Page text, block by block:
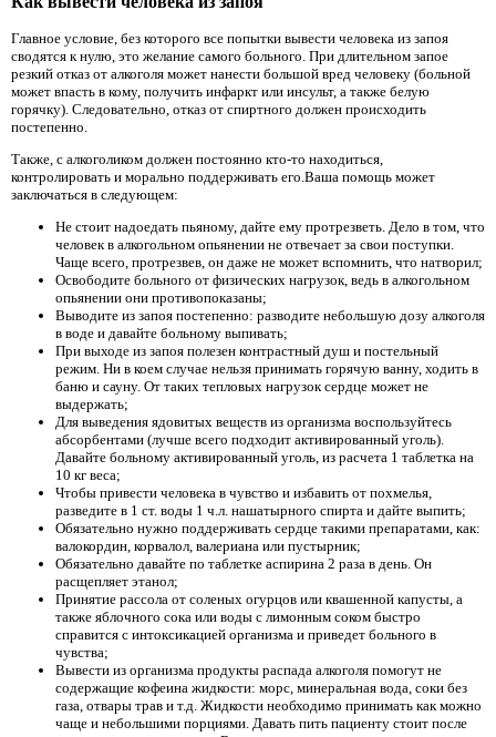
Главное условие, без которого все попытки вывести человека из запоя
сводятся к нулю, это желание самого больного. При длительном запое
резкий отказ от алкоголя может нанести большой вред человеку (больной
может впасть в кому, получить инфаркт или инсульт, а также белую
горячку). Следовательно, отказ от спиртного должен происходить
постепенно.
Также, с алкоголиком должен постоянно кто-то находиться,
контролировать и морально поддерживать его.Ваша помощь может
заключаться в следующем:
Не стоит надоедать пьяному, дайте ему протрезветь. Дело в том, что
человек в алкогольном опьянении не отвечает за свои поступки.
Чаще всего, протрезвев, он даже не может вспомнить, что натворил;
Освободите больного от физических нагрузок, ведь в алкогольном
опьянении они противопоказаны;
Выводите из запоя постепенно: разводите небольшую дозу алкоголя
в воде и давайте больному выпивать;
При выходе из запоя полезен контрастный душ и постельный
режим. Ни в коем случае нельзя принимать горячую ванну, ходить в
баню и сауну. От таких тепловых нагрузок сердце может не
выдержать;
Для выведения ядовитых веществ из организма воспользуйтесь
абсорбентами (лучше всего подходит активированный уголь).
Давайте больному активированный уголь, из расчета 1 таблетка на
10 кг веса;
Чтобы привести человека в чувство и избавить от похмелья,
разведите в 1 ст. воды 1 ч.л. нашатырного спирта и дайте выпить;
Обязательно нужно поддерживать сердце такими препаратами, как:
валокордин, корвалол, валериана или пустырник;
Обязательно давайте по таблетке аспирина 2 раза в день. Он
расщепляет этанол;
Принятие рассола от соленых огурцов или квашенной капусты, а
также яблочного сока или воды с лимонным соком быстро
справится с интоксикацией организма и приведет больного в
чувства;
Вывести из организма продукты распада алкоголя помогут не
содержащие кофеина жидкости: морс, минеральная вода, соки без
газа, отвары трав и т.д. Жидкости необходимо принимать как можно
чаще и небольшими порциями. Давать пить пациенту стоит после